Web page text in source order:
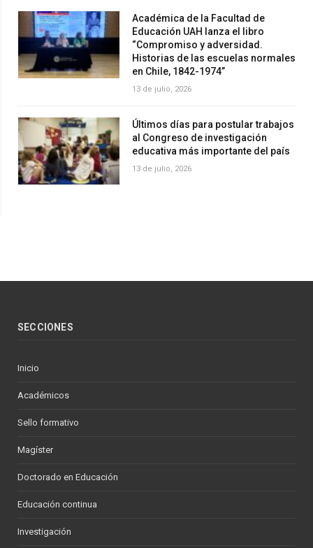
Académica de la Facultad de
Educación UAH lanza el libro
“Compromiso y adversidad.
Historias de las escuelas normales
en Chile, 1842-1974”
13 de julio, 2026
Últimos días para postular trabajos
al Congreso de investigación
educativa más importante del país
13 de julio, 2026
SECCIONES
Inicio
Académicos
Sello formativo
Magíster
Doctorado en Educación
Educación continua
Investigación